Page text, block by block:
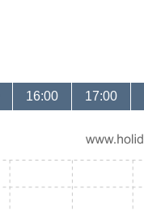
16:00 17:00